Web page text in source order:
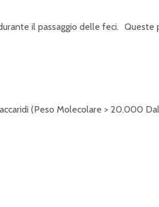
il passaggio delle feci. Queste
(Peso Molecolare > 20.000